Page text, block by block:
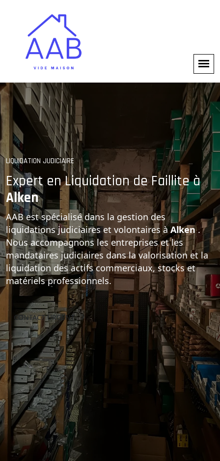
LIQUIDATION JUDICIAIRE
Expert en Liquidation de Faillite à
Alken
AAB est spécialisé dans la gestion des
liquidations judiciaires et volontaires àAlken.
Nous accompagnons les entreprises et les
mandataires judiciaires dans la valorisation et la
liquidation des actifs commerciaux, stocks et
matériels professionnels.
CONTACT URGENT
SOLUTIONS PROFESSIONNELLES
Gestion Complète des
Faillites
Notre équipe expérimentée prend en charge
l'intégralité du processus de liquidation :
inventaire des actifs, estimation, vente aux
enchères, déstockage et débarras final des
locaux commerciaux.
EXPERTISE IMMÉDIATE